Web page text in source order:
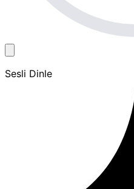
Sesli Dinle